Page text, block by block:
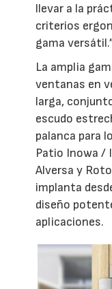
llevar a la
criterios
gama
La amplia
ventanas en
larga,
escudo
palanca para
Patio Inowa /
Alversa y
implanta
diseño
aplicaciones.